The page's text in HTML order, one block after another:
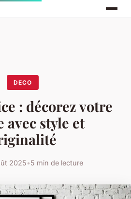
DECO
: décorez votre
avec style et
2025•5 min de lecture